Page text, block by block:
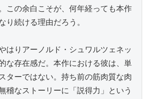
この余白こそが、何年経っても本作
り続ける理由だろう。
はりアーノルド・シュワルツェネッ
な存在感だ。本作における彼は、単
ターではない。持ち前の筋肉質な肉
稽なストーリーに「説得力」という